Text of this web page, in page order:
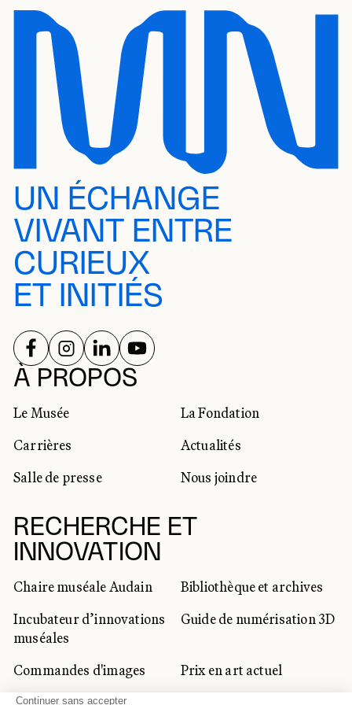
UN ÉCHANGE
VIVANT ENTRE
CURIEUX
ET INITIÉS
À PROPOS
Le Musée
La Fondation
Carrières
Actualités
Salle de presse
Nous joindre
RECHERCHE ET
INNOVATION
Chaire muséale Audain
Bibliothèque et archives
Incubateur d’innovations
muséales
Guide de numérisation 3D
Commandes d'images
Prix en art actuel
RÉSEAUX SOCIAUX
SUIVEZ-NOUS SUR
SUIVEZ-NOUS SUR
SUIVEZ-NOUS SUR
SUIVEZ-NOUS SUR